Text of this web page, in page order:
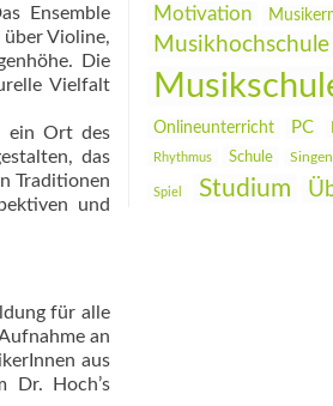
Ensemble
Violine,
Die
Vielfalt
ein Ort des
das
Traditionen
und
für alle
an
aus
Dr. Hoch’s
Motivation
Musikhochschule
Onlineunterricht PC
Rhythmus Schule Singen
Spiel Studium